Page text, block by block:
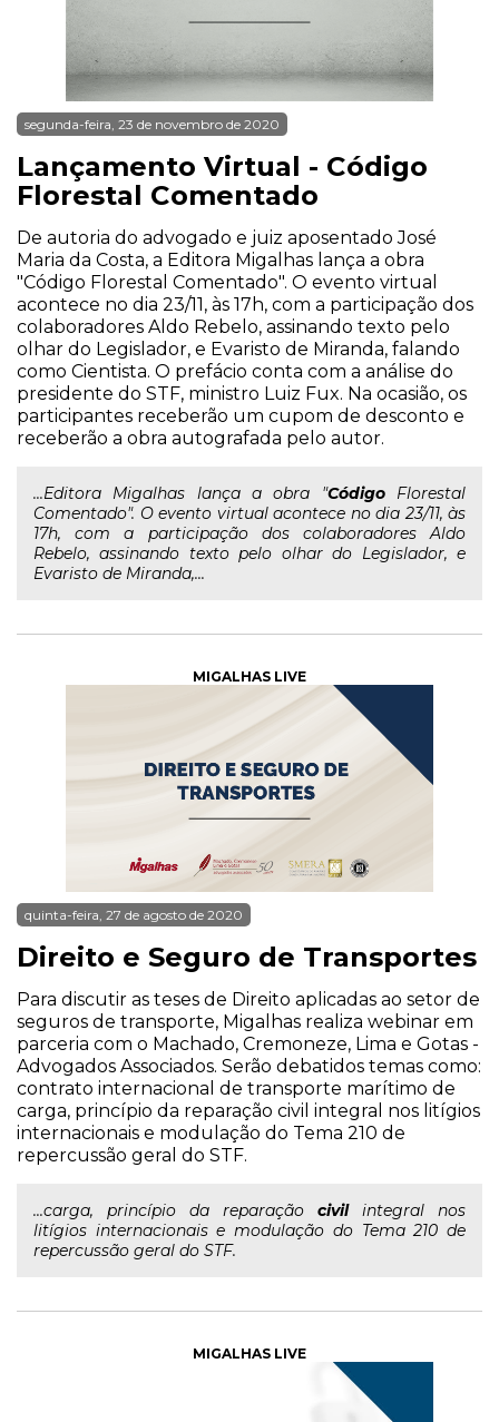
segunda-feira, 23 de novembro de 2020
Lançamento Virtual - Código
Florestal Comentado
De autoria do advogado e juiz aposentado José
Maria da Costa, a Editora Migalhas lança a obra
"Código Florestal Comentado". O evento virtual
acontece no dia 23/11, às 17h, com a participação dos
colaboradores Aldo Rebelo, assinando texto pelo
olhar do Legislador, e Evaristo de Miranda, falando
como Cientista. O prefácio conta com a análise do
presidente do STF, ministro Luiz Fux. Na ocasião, os
participantes receberão um cupom de desconto e
receberão a obra autografada pelo autor.
...Editora Migalhas lança a obra "CódigoFlorestal
Comentado". O evento virtual acontece no dia 23/11, às
17h, com a participação dos colaboradores Aldo
Rebelo, assinando texto pelo olhar do Legislador, e
Evaristo de Miranda,...
MIGALHAS LIVE
quinta-feira, 27 de agosto de 2020
Direito e Seguro de Transportes
Para discutir as teses de Direito aplicadas ao setor de
seguros de transporte, Migalhas realiza webinar em
parceria com o Machado, Cremoneze, Lima e Gotas -
Advogados Associados. Serão debatidos temas como:
contrato internacional de transporte marítimo de
carga, princípio da reparação civil integral nos litígios
internacionais e modulação do Tema 210 de
repercussão geral do STF.
...carga, princípio da reparação civilintegral nos
litígios internacionais e modulação do Tema 210 de
repercussão geral do STF.
MIGALHAS LIVE